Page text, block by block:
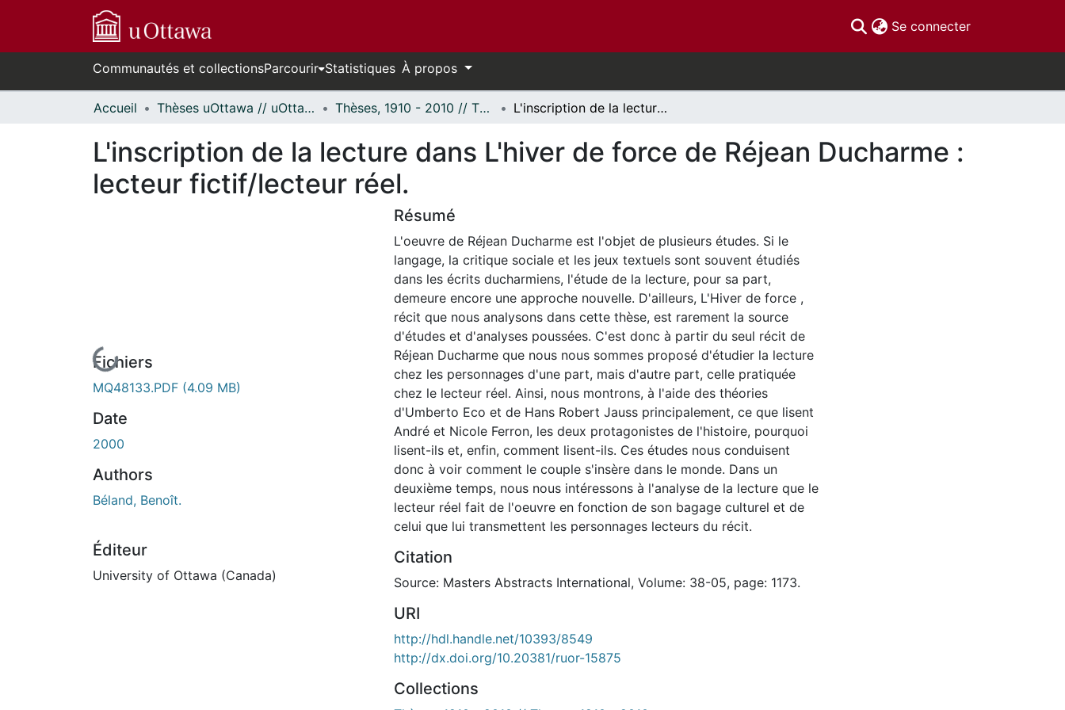
Se connecter(current)
Communautés et collectionsParcourir Statistiques À propos
Accueil Thèses uOttawa // uOttawa Theses Thèses, 1910 - 2010 // Theses, 1910 - 2010 L'inscription de la lecture dans L'hiver de force de Réjean Ducharme : lecteur fictif/lecteur réel.
L'inscription de la lecture dans L'hiver de force de Réjean Ducharme :
lecteur fictif/lecteur réel.
En cours de chargement...
Fichiers
MQ48133.PDF (4.09 MB)
Date
2000
Authors
Béland, Benoît.
Éditeur
University of Ottawa (Canada)
Résumé
L'oeuvre de Réjean Ducharme est l'objet de plusieurs études. Si le
langage, la critique sociale et les jeux textuels sont souvent étudiés
dans les écrits ducharmiens, l'étude de la lecture, pour sa part,
demeure encore une approche nouvelle. D'ailleurs, L'Hiver de force ,
récit que nous analysons dans cette thèse, est rarement la source
d'études et d'analyses poussées. C'est donc à partir du seul récit de
Réjean Ducharme que nous nous sommes proposé d'étudier la lecture
chez les personnages d'une part, mais d'autre part, celle pratiquée
chez le lecteur réel. Ainsi, nous montrons, à l'aide des théories
d'Umberto Eco et de Hans Robert Jauss principalement, ce que lisent
André et Nicole Ferron, les deux protagonistes de l'histoire, pourquoi
lisent-ils et, enfin, comment lisent-ils. Ces études nous conduisent
donc à voir comment le couple s'insère dans le monde. Dans un
deuxième temps, nous nous intéressons à l'analyse de la lecture que le
lecteur réel fait de l'oeuvre en fonction de son bagage culturel et de
celui que lui transmettent les personnages lecteurs du récit.
Citation
Source: Masters Abstracts International, Volume: 38-05, page: 1173.
URI
http://hdl.handle.net/10393/8549
http://dx.doi.org/10.20381/ruor-15875
Collections